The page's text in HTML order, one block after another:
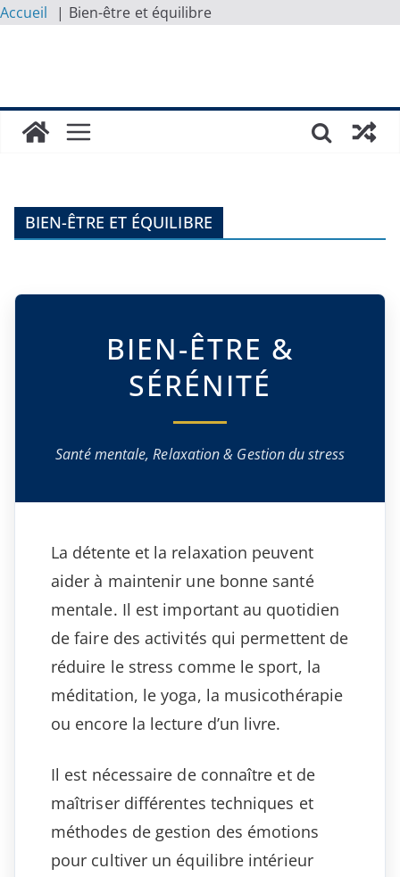
Accueil
Bien-être et équilibre
BIEN-ÊTRE ET ÉQUILIBRE
BIEN-ÊTRE &
SÉRÉNITÉ
Santé mentale, Relaxation & Gestion du stress
La détente et la relaxation peuvent
aider à maintenir une bonne santé
mentale. Il est important au quotidien
de faire des activités qui permettent de
réduire le stress comme le sport, la
méditation, le yoga, la musicothérapie
ou encore la lecture d’un livre.
Il est nécessaire de connaître et de
maîtriser différentes techniques et
méthodes de gestion des émotions
pour cultiver un équilibre intérieur